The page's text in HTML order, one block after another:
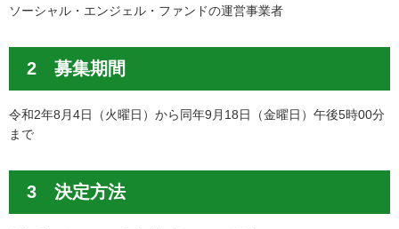
ソーシャル・エンジェル・ファンドの運営事業者
2 募集期間
令和2年8月4日（火曜日）から同年9月18日（金曜日）午後5時00分
まで
3 決定方法